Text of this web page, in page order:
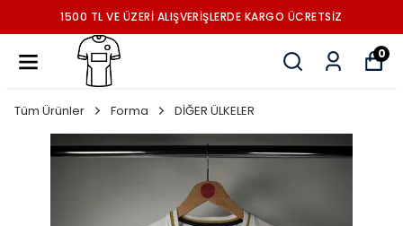
1500 TL VE ÜZERİ ALIŞVERİŞLERDE KARGO ÜCRETSİZ
0
Tüm Ürünler Forma DİĞER ÜLKELER